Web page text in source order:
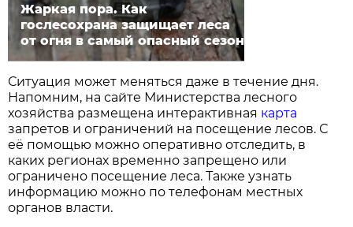
Жаркая пора. Как
гослесохрана защищает леса
от огня в самый опасный сезон
Ситуация может меняться даже в течение дня.
Напомним, на сайте Министерства лесного
хозяйства размещена интерактивная карта
запретов и ограничений на посещение лесов. С
её помощью можно оперативно отследить, в
каких регионах временно запрещено или
ограничено посещение леса. Также узнать
информацию можно по телефонам местных
органов власти.